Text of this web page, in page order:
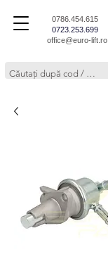
0786.454.615
0723.253.699
office@euro-lift.ro